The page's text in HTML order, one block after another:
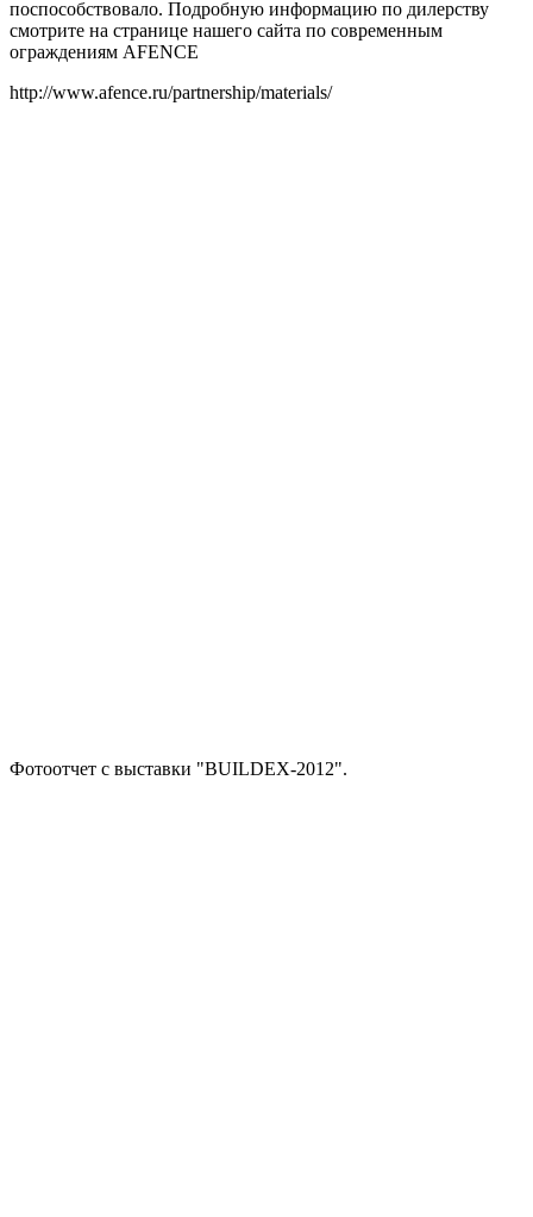
поспособствовало. Подробную информацию по дилерству
смотрите на странице нашего сайта по современным
ограждениям AFENCE
http://www.afence.ru/partnership/materials/
Фотоотчет с выставки "BUILDEX-2012".